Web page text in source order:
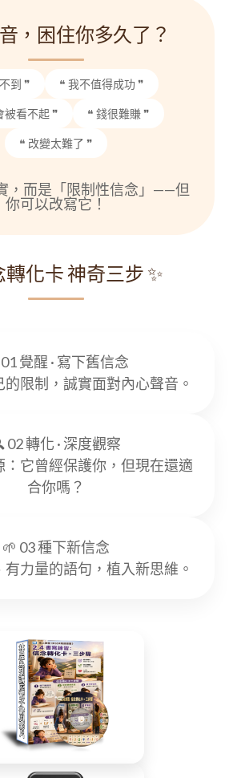
，困住你多久了？
到 ❞ ❝ 我不值得成功 ❞
被看不起 ❞ ❝ 錢很難賺 ❞
❝ 改變太難了 ❞
，而是「限制性信念」——但
你可以改寫它！
轉化卡 神奇三步 ✨
覺醒 · 寫下舊信念
限制，誠實面對內心聲音。
02 轉化 · 深度觀察
：它曾經保護你，但現在還適
合你嗎？
🌱 03 種下新信念
力量的語句，植入新思維。